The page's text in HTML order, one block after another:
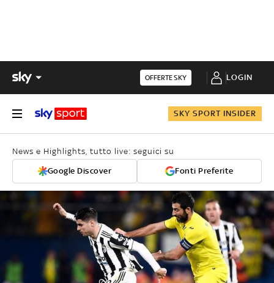
OFFERTE SKY LOGIN
SKY SPORT INSIDER
News e Highlights, tutto live: seguici su
Google Discover Fonti Preferite